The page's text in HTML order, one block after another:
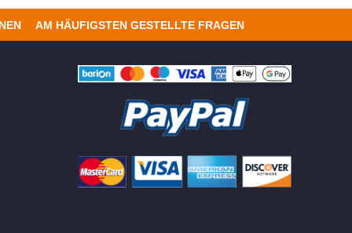
AM HÄUFIGSTEN GESTELLTE FRAGEN